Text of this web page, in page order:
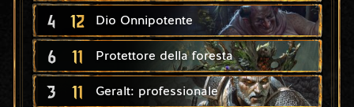
4 12 Dio Onnipotente
6 11 Protettore della foresta
3 11 Geralt: professionale